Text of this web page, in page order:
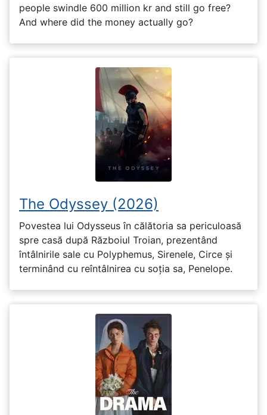
people swindle 600 million kr and still go free?
And where did the money actually go?
The Odyssey (2026)
Povestea lui Odysseus în călătoria sa periculoasă
spre casă după Războiul Troian, prezentând
întâlnirile sale cu Polyphemus, Sirenele, Circe și
terminând cu reîntâlnirea cu soția sa, Penelope.